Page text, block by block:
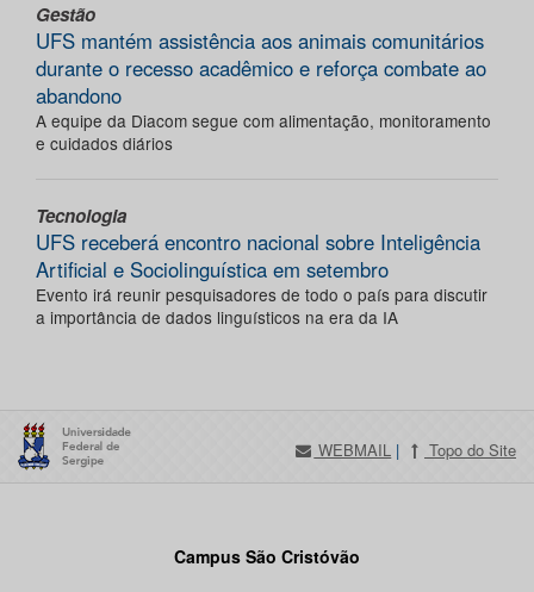
Gestão
UFS mantém assistência aos animais comunitários
durante o recesso acadêmico e reforça combate ao
abandono
A equipe da Diacom segue com alimentação, monitoramento
e cuidados diários
Tecnologia
UFS receberá encontro nacional sobre Inteligência
Artificial e Sociolinguística em setembro
Evento irá reunir pesquisadores de todo o país para discutir
a importância de dados linguísticos na era da IA
WEBMAIL | Topo do Site
Campus São Cristóvão